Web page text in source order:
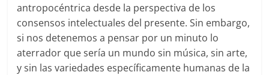
antropocéntrica desde la perspectiva de los
consensos intelectuales del presente. Sin embargo,
si nos detenemos a pensar por un minuto lo
aterrador que sería un mundo sin música, sin arte,
y sin las variedades específicamente humanas de la